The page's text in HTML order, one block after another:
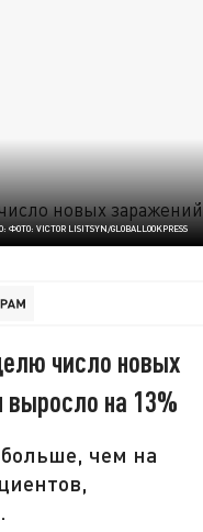
ФОТО: VICTOR LISITSYN/GLOBALLOOKPRESS
число новых
выросло на 13%
чем на